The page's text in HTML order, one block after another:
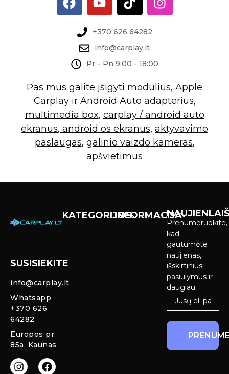
+370 626 64282
info@carplay.lt
Pr – Pn 9:00 - 18:00
Pas mus galite įsigyti modulius, Apple
Carplay ir Android Auto adapterius,
multimedia box, carplay / android auto
ekranus, android os ekranus, aktyvavimo
paslaugas, galinio vaizdo kameras,
apšvietimus
SUSISIEKITE
info@carplay.lt
Whatsapp
+370 626
64282
Europos pr.
85a, Kaunas
KATEGORIJOS
galinio vaizdo
INFORMACIJA
Prenumeruokite,
kad
gautumėte
naujienas,
išskirtinius
pasiūlymus ir
daugiau